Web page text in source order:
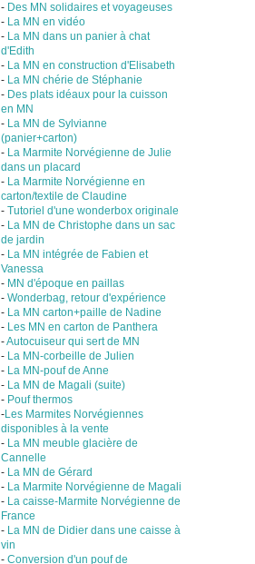
- Des MN solidaires et voyageuses
- La MN en vidéo
- La MN dans un panier à chat
d'Edith
- La MN en construction d'Elisabeth
- La MN chérie de Stéphanie
- Des plats idéaux pour la cuisson
en MN
- La MN de Sylvianne
(panier+carton)
- La Marmite Norvégienne de Julie
dans un placard
- La Marmite Norvégienne en
carton/textile de Claudine
- Tutoriel d'une wonderbox originale
- La MN de Christophe dans un sac
de jardin
- La MN intégrée de Fabien et
Vanessa
- MN d'époque en paillas
- Wonderbag, retour d'expérience
- La MN carton+paille de Nadine
- Les MN en carton de Panthera
-Autocuiseur qui sert de MN
- La MN-corbeille de Julien
- La MN-pouf de Anne
- La MN de Magali (suite)
- Pouf thermos
-Les Marmites Norvégiennes
disponibles à la vente
- La MN meuble glacière de
Cannelle
- La MN de Gérard
- La Marmite Norvégienne de Magali
- La caisse-Marmite Norvégienne de
France
- La MN de Didier dans une caisse à
vin
- Conversion d'un pouf de